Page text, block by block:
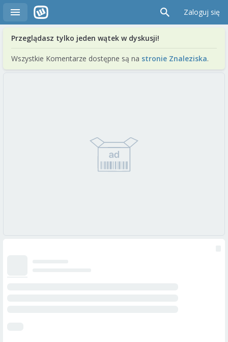
Zaloguj się
Przeglądasz tylko jeden wątek w dyskusji!
Wszystkie Komentarze dostępne są na stronie Znaleziska.